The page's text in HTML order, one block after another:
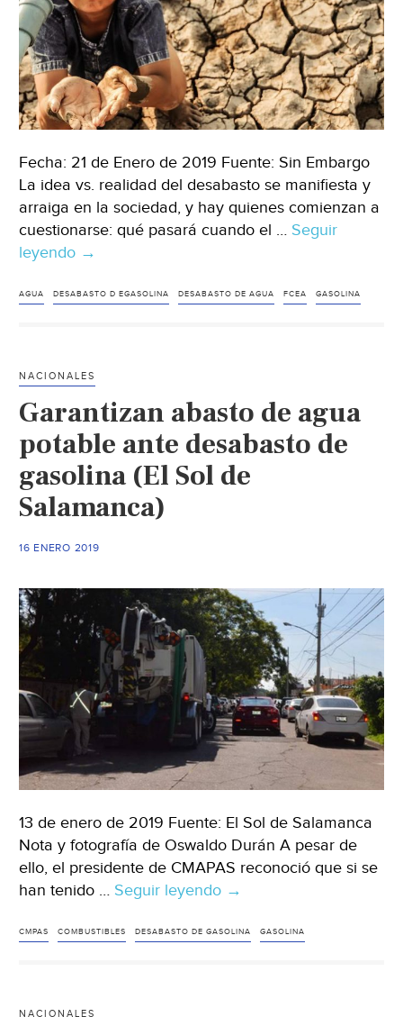
Fecha: 21 de Enero de 2019 Fuente: Sin Embargo
La idea vs. realidad del desabasto se manifiesta y
arraiga en la sociedad, y hay quienes comienzan a
cuestionarse: qué pasará cuando el … Seguir
leyendo Viene
desabasto
agua
(Sin
Embargo)
→
AGUA DESABASTO D EGASOLINA DESABASTO DE AGUA FCEA GASOLINA
NACIONALES
Garantizan abasto de agua
potable ante desabasto de
gasolina (El Sol de
Salamanca)
16 ENERO 2019
13 de enero de 2019 Fuente: El Sol de Salamanca
Nota y fotografía de Oswaldo Durán A pesar de
ello, el presidente de CMAPAS reconoció que si se
han tenido … Seguir leyendo Garantizan
de
→
CMPAS COMBUSTIBLES DESABASTO DE GASOLINA GASOLINA
NACIONALES